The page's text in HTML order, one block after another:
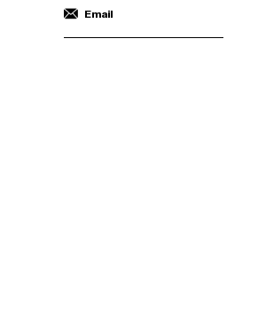
Email